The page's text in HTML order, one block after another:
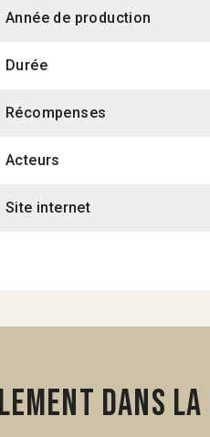
Année de production
Durée
Récompenses
Acteurs
Site internet
dans